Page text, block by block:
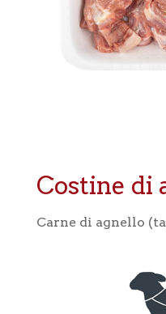
Costine di
Carne di agnello